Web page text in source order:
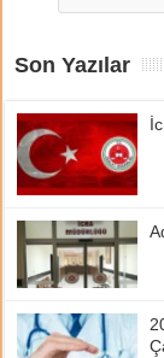
Son Yazılar